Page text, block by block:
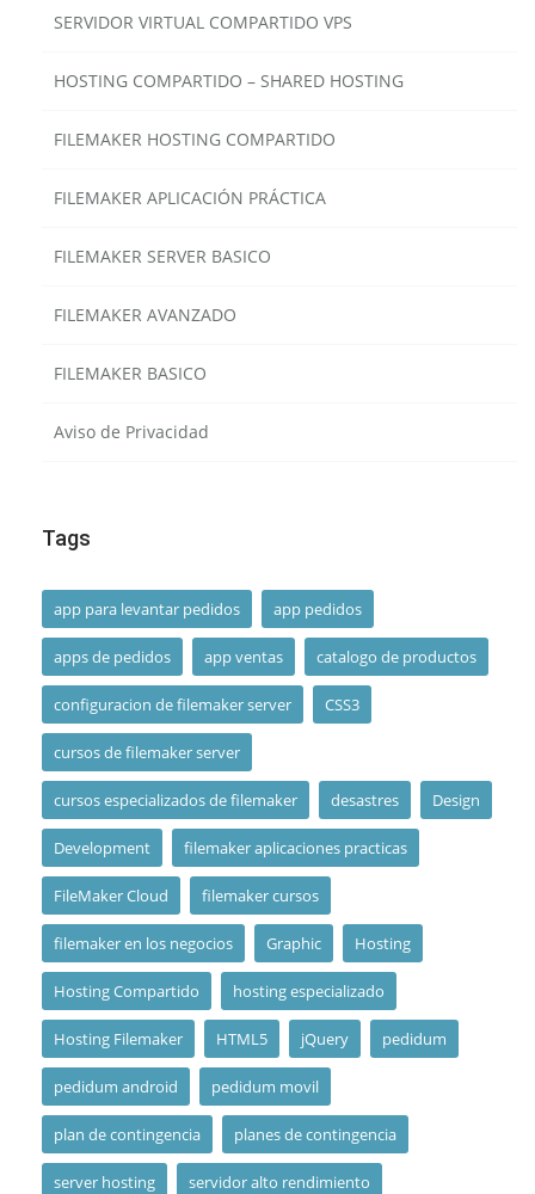
SERVIDOR VIRTUAL COMPARTIDO VPS
HOSTING COMPARTIDO – SHARED HOSTING
FILEMAKER HOSTING COMPARTIDO
FILEMAKER APLICACIÓN PRÁCTICA
FILEMAKER SERVER BASICO
FILEMAKER AVANZADO
FILEMAKER BASICO
Aviso de Privacidad
Tags
app para levantar pedidos app pedidos
apps de pedidos app ventas catalogo de productos
configuracion de filemaker server CSS3
cursos de filemaker server
cursos especializados de filemaker desastres Design
Development filemaker aplicaciones practicas
FileMaker Cloud filemaker cursos
filemaker en los negocios Graphic Hosting
Hosting Compartido hosting especializado
Hosting Filemaker HTML5 jQuery pedidum
pedidum android pedidum movil
plan de contingencia planes de contingencia
server hosting servidor alto rendimiento